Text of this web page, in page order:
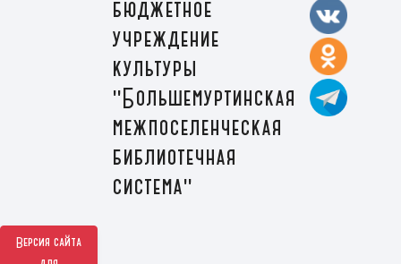
Версия сайта
бюджетное
учреждение
культуры
"Большемуртинская
межпоселенческая
библиотечная
система"